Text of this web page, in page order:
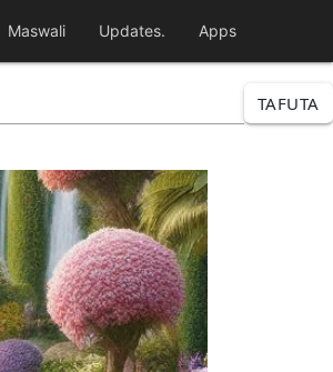
Maswali Updates. Apps
TAFUTA